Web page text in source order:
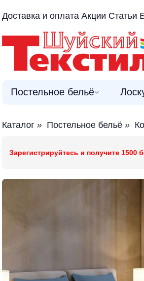
Доставка и оплата Акции Статьи
Постельное бельё
Каталог » Постельное бельё »
Зарегистрируйтесь и получите 1500